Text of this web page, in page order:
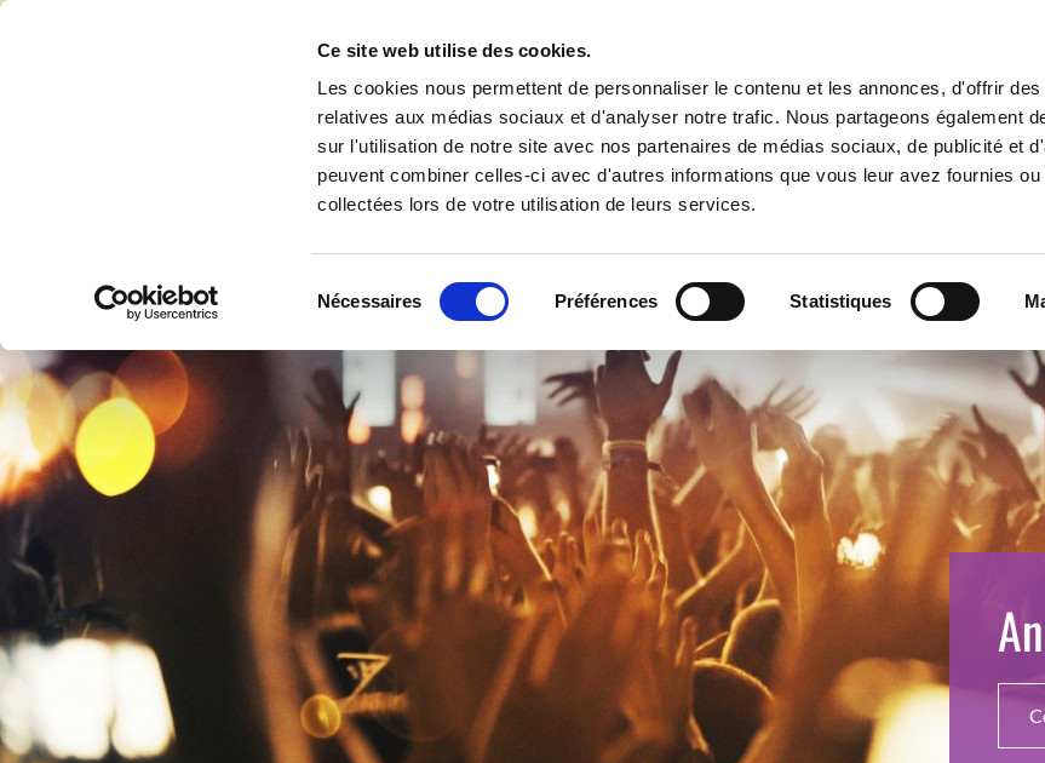
Ce site web utilise des cookies.
Les cookies nous permettent de personnaliser le contenu et les annonces, d'offrir
relatives aux médias sociaux et d'analyser notre trafic. Nous partageons également
sur l'utilisation de notre site avec nos partenaires de médias sociaux, de publicité et
peuvent combiner celles-ci avec d'autres informations que vous leur avez fournies ou
collectées lors de votre utilisation de leurs services.
du
Nécessaires Préférences Statistiques
Tropical Mix Family
Accueil